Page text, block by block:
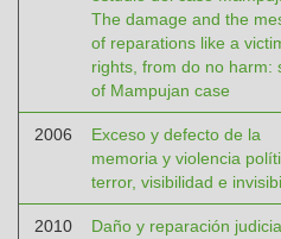
The damage and the
of reparations like a
rights, from do no harm:
of Mampujan case
2006
Exceso y defecto de la
memoria y violencia
terror, visibilidad e
2010
Daño y reparación